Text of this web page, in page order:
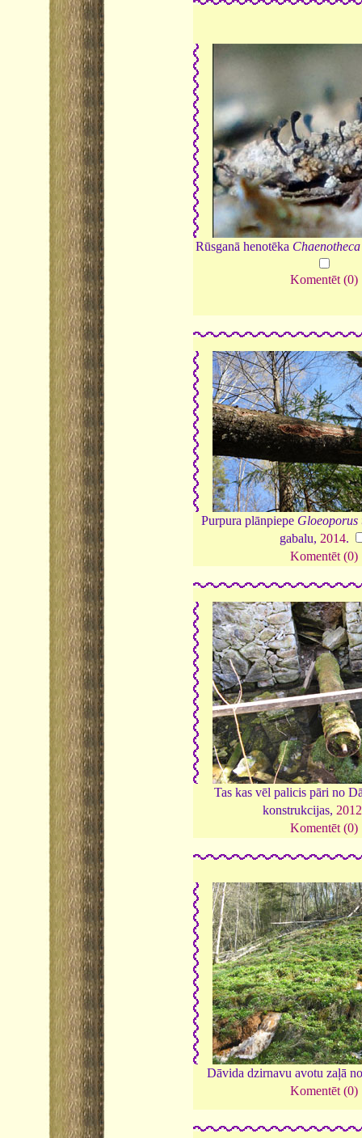
Rūsganā henotēka
Komentēt (0)
Purpura plānpiepe Gloeoporus
gabalu, 2014.
Komentēt (0)
Tas kas vēl palicis pāri no
konstrukcijas, 2012
Komentēt (0)
Dāvida dzirnavu avotu zaļā
Komentēt (0)